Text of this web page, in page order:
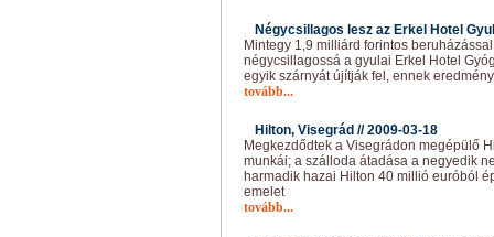
Négycsillagos lesz az Erkel Hotel
Mintegy 1,9 milliárd forintos
négycsillagossá a gyulai Erkel Hotel
egyik szárnyát újítják fel, ennek
tovább...
Hilton, Visegrád //2009-03-18
Megkezdődtek a Visegrádon megépülő
munkái; a szálloda átadása a negyedik
harmadik hazai Hilton 40 millió euróból
emelet
tovább...